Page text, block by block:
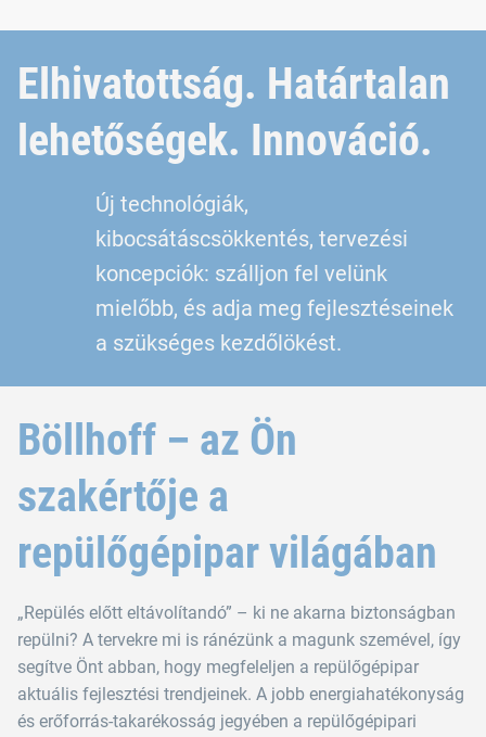
Elhivatottság. Határtalan
lehetőségek. Innováció.
Új technológiák,
kibocsátáscsökkentés, tervezési
koncepciók: szálljon fel velünk
mielőbb, és adja meg fejlesztéseinek
a szükséges kezdőlökést.
Böllhoff – az Ön
szakértője a
repülőgépipar világában
„Repülés előtt eltávolítandó” – ki ne akarna biztonságban
repülni? A tervekre mi is ránézünk a magunk szemével, így
segítve Önt abban, hogy megfeleljen a repülőgépipar
aktuális fejlesztési trendjeinek. A jobb energiahatékonyság
és erőforrás-takarékosság jegyében a repülőgépipari